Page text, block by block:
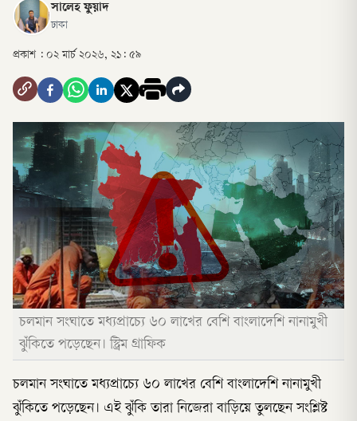
সালেহ ফুয়াদ
ঢাকা
প্রকাশ : ০২ মার্চ ২০২৬, ২১: ৫৯
চলমান সংঘাতে মধ্যপ্রাচ্যে ৬০ লাখের বেশি বাংলাদেশি নানামুখী
ঝুঁকিতে পড়েছেন। স্ট্রিম গ্রাফিক
চলমান সংঘাতে মধ্যপ্রাচ্যে ৬০ লাখের বেশি বাংলাদেশি নানামুখী
ঝুঁকিতে পড়েছেন। এই ঝুঁকি তারা নিজেরা বাড়িয়ে তুলছেন সংশ্লিষ্ট